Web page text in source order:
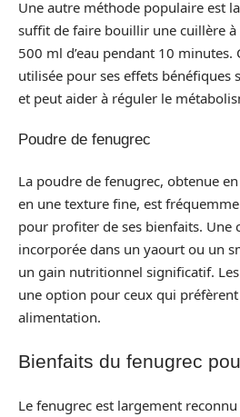
Une autre méthode populaire est
suffit de faire bouillir une cuillère à
500 ml d’eau pendant 10 minutes.
utilisée pour ses effets bénéfiques
et peut aider à réguler le
Poudre de fenugrec
La poudre de fenugrec, obtenue
en une texture fine, est
pour profiter de ses bienfaits. Une
incorporée dans un yaourt ou un
un gain nutritionnel significatif.
une option pour ceux qui
alimentation.
Bienfaits du fenugrec
Le fenugrec est largement